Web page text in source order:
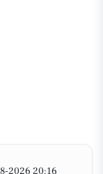
2026 20:16